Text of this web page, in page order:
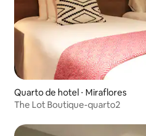
Quarto de hotel ⋅ Miraflores
The Lot Boutique-quarto2